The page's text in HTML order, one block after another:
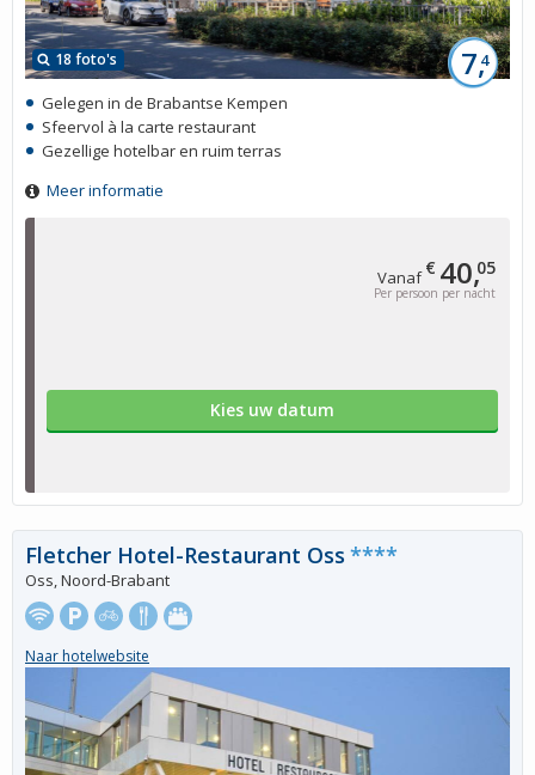
Vanaf€ 40,05
Per persoon per nacht
Kies uw datum
18 foto's 7,4
Gelegen in de Brabantse Kempen
Sfeervol à la carte restaurant
Gezellige hotelbar en ruim terras
Meer informatie
Fletcher Hotel-Restaurant Oss ****
Oss, Noord-Brabant
Naar hotelwebsite